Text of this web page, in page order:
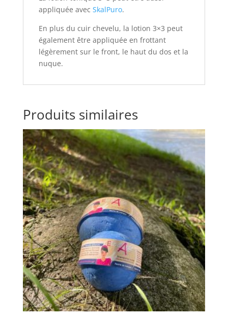
appliquée avec SkalPuro.
En plus du cuir chevelu, la lotion 3×3 peut
également être appliquée en frottant
légèrement sur le front, le haut du dos et la
nuque.
Produits similaires